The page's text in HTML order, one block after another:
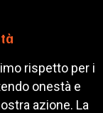
rispetto per i
onestà e
azione. La